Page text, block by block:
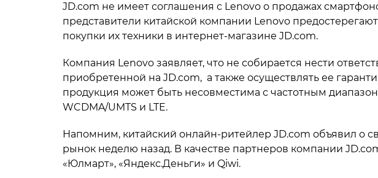
JD.com не имеет соглашения с Lenovo о продажах
представители китайской компании Lenovo
покупки их техники в интернет-магазине JD.com.
Компания Lenovo заявляет, что не собирается нести
приобретенной на JD.com, а также осуществлять ее
продукция может быть несовместима с частотным
WCDMA/UMTS и LTE.
Напомним, китайский онлайн-ритейлер JD.com объявил о
рынок неделю назад. В качестве партнеров компании
«Юлмарт», «Яндекс.Деньги» и Qiwi.